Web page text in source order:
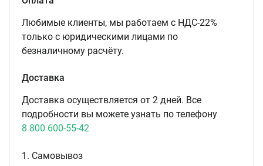
Любимые клиенты, мы работаем с НДС-22%
только с юридическими лицами по
безналичному расчёту.
Доставка
Доставка осуществляется от 2 дней. Все
подробности вы можете узнать по телефону
8 800 600-55-42
1. Самовывоз